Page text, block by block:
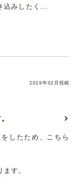
みしたく...
2019年02月投稿
したため、こちら
す。